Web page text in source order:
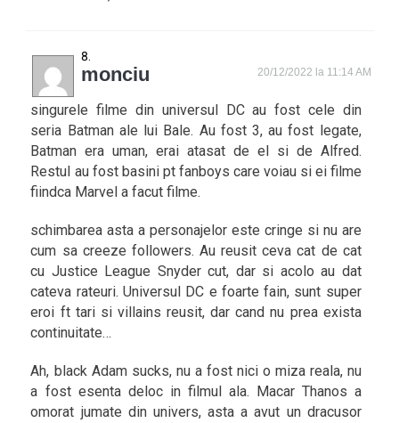
monciu 20/12/2022 la 11:14 AM
singurele filme din universul DC au fost cele din
seria Batman ale lui Bale. Au fost 3, au fost legate,
Batman era uman, erai atasat de el si de Alfred.
Restul au fost basini pt fanboys care voiau si ei filme
fiindca Marvel a facut filme.
schimbarea asta a personajelor este cringe si nu are
cum sa creeze followers. Au reusit ceva cat de cat
cu Justice League Snyder cut, dar si acolo au dat
cateva rateuri. Universul DC e foarte fain, sunt super
eroi ft tari si villains reusit, dar cand nu prea exista
continuitate…
Ah, black Adam sucks, nu a fost nici o miza reala, nu
a fost esenta deloc in filmul ala. Macar Thanos a
omorat jumate din univers, asta a avut un dracusor